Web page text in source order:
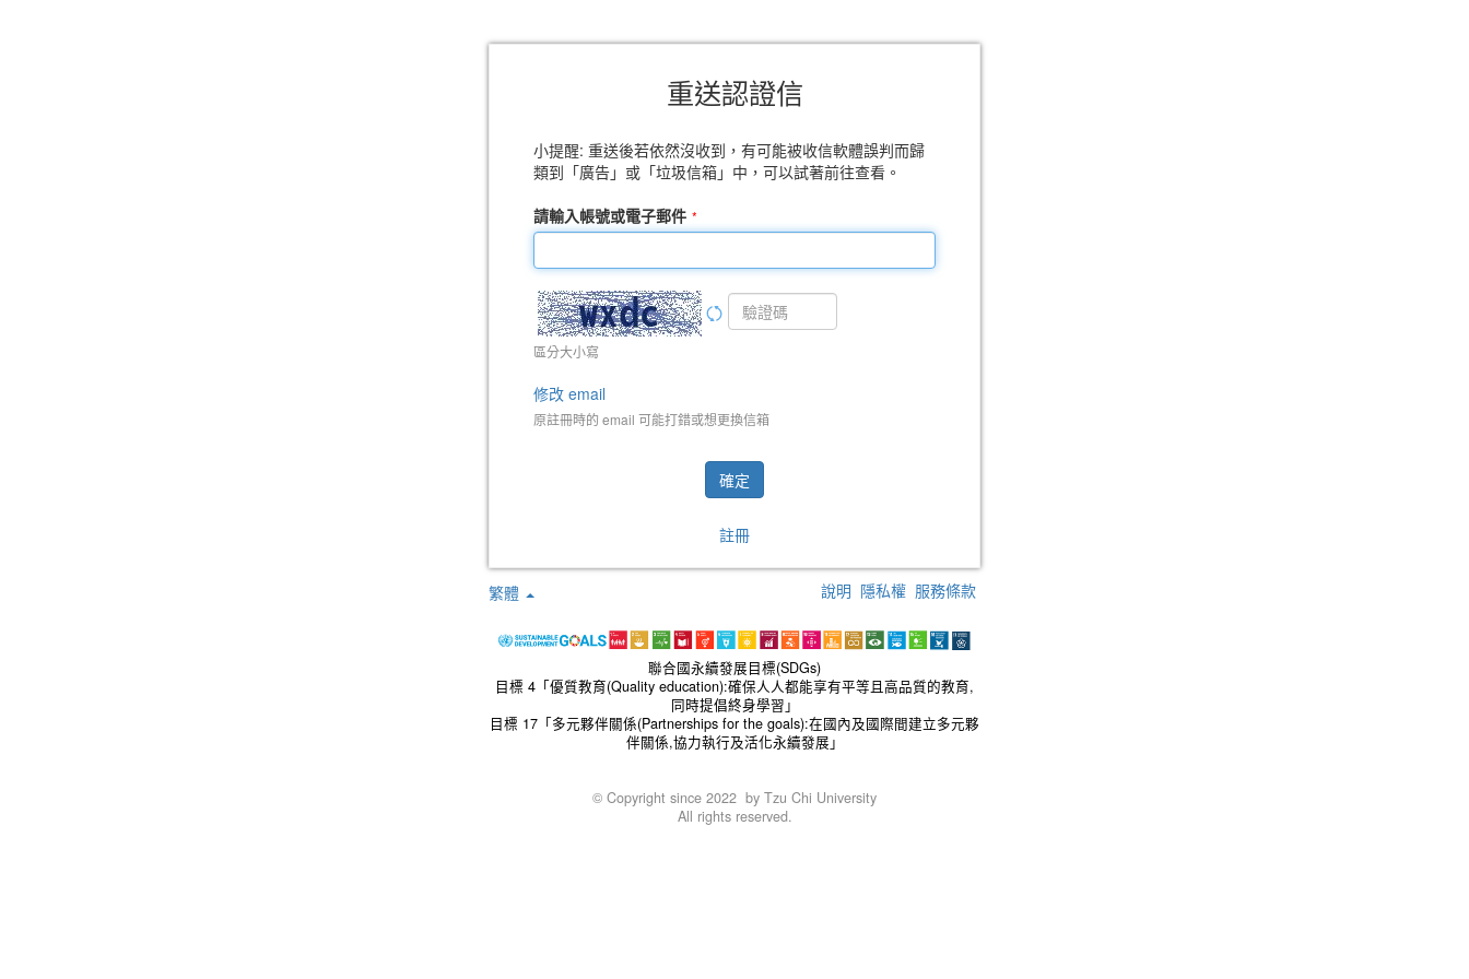
重送認證信
小提醒: 重送後若依然沒收到，有可能被收信軟體誤判而歸
類到「廣告」或「垃圾信箱」中，可以試著前往查看。
請輸入帳號或電子郵件
區分大小寫
修改 email
原註冊時的 email 可能打錯或想更換信箱
確定
註冊
繁體 說明 隱私權 服務條款
聯合國永續發展目標(SDGs)
目標 4「優質教育(Quality education):確保人人都能享有平等且高品質的教育,
同時提倡終身學習」
目標 17「多元夥伴關係(Partnerships for the goals):在國內及國際間建立多元夥
伴關係,協力執行及活化永續發展」
© Copyright since 2022 by Tzu Chi University
All rights reserved.